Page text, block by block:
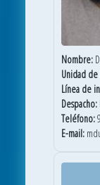
Nombre:
Unidad de
Línea de
Despacho:
Teléfono:
E-mail: